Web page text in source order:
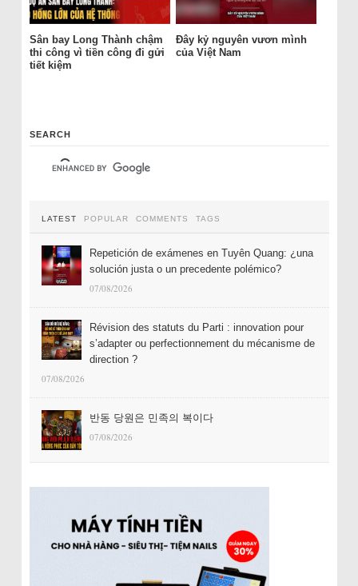
Sân bay Long Thành chậm
thi công vì tiền công đi gửi
tiết kiệm
Đây kỷ nguyên vươn mình
của Việt Nam
SEARCH
LATEST POPULAR COMMENTS TAGS
Repetición de exámenes en Tuyên Quang: ¿una
solución justa o un precedente polémico?
07/08/2026
Révision des statuts du Parti : innovation pour
s’adapter ou perfectionnement du mécanisme de
direction ?
07/08/2026
반동 당원은 민족의 복이다
07/08/2026